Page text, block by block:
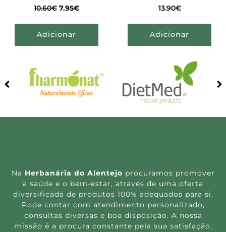
10.60€ 7.95€
Adicionar
13.90€
Adicionar
Na Herbanária do Alentejo procuramos promover
a saúde e o bem-estar, através de uma oferta
diversificada de produtos 100% adequados para si.
Pode contar com atendimento personalizado,
consultas diversas e boa disposição. A nossa
missão é a procura constante pela sua satisfação,